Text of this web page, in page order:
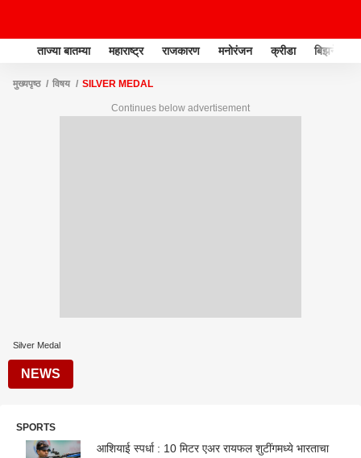
ताज्या बातम्या महाराष्ट्र राजकारण मनोरंजन क्रीडा बिझनेस
मुख्यपृष्ठ विषय SILVER MEDAL
Continues below advertisement
Silver Medal
NEWS
SPORTS
आशियाई स्पर्धा : 10 मिटर एअर रायफल शुटींगमध्ये भारताचा